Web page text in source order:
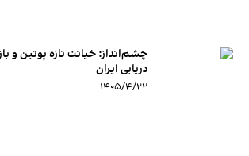
چشم‌انداز: خیانت تازه پوتین و
دریایی ایران
۱۴۰۵/۴/۲۲